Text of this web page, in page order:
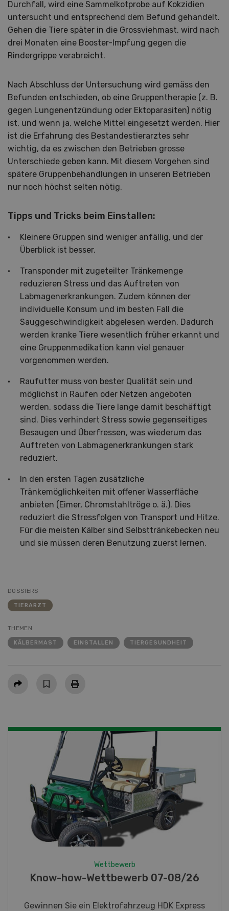
Durchfall, wird eine Sammelkotprobe auf Kokzidien
untersucht und entsprechend dem Befund gehandelt.
Gehen die Tiere später in die Grossviehmast, wird nach
drei Monaten eine Booster-Impfung gegen die
Rindergrippe verabreicht.
Nach Abschluss der Untersuchung wird gemäss den
Befunden entschieden, ob eine Gruppentherapie (z. B.
gegen Lungenentzündung oder Ektoparasiten) nötig
ist, und wenn ja, welche Mittel eingesetzt werden. Hier
ist die Erfahrung des Bestandestierarztes sehr
wichtig, da es zwischen den Betrieben grosse
Unterschiede geben kann. Mit diesem Vorgehen sind
spätere Gruppenbehandlungen in unseren Betrieben
nur noch höchst selten nötig.
Tipps und Tricks beim Einstallen:
Kleinere Gruppen sind weniger anfällig, und der
Überblick ist besser.
Transponder mit zugeteilter Tränkemenge
reduzieren Stress und das Auftreten von
Labmagenerkrankungen. Zudem können der
individuelle Konsum und im besten Fall die
Sauggeschwindigkeit abgelesen werden. Dadurch
werden kranke Tiere wesentlich früher erkannt und
eine Gruppenmedikation kann viel genauer
vorgenommen werden.
Raufutter muss von bester Qualität sein und
möglichst in Raufen oder Netzen angeboten
werden, sodass die Tiere lange damit beschäftigt
sind. Dies verhindert Stress sowie gegenseitiges
Besaugen und Überfressen, was wiederum das
Auftreten von Labmagenerkrankungen stark
reduziert.
In den ersten Tagen zusätzliche
Tränkemöglichkeiten mit offener Wasserfläche
anbieten (Eimer, Chromstahltröge o. ä.). Dies
reduziert die Stressfolgen von Transport und Hitze.
Für die meisten Kälber sind Selbsttränkebecken neu
und sie müssen deren Benutzung zuerst lernen.
DOSSIERS
TIERARZT
THEMEN
KÄLBERMAST EINSTALLEN TIERGESUNDHEIT
Teilen
Fotorätsel 07-08/26
Gewinnen Sie eines von fünf LANDI